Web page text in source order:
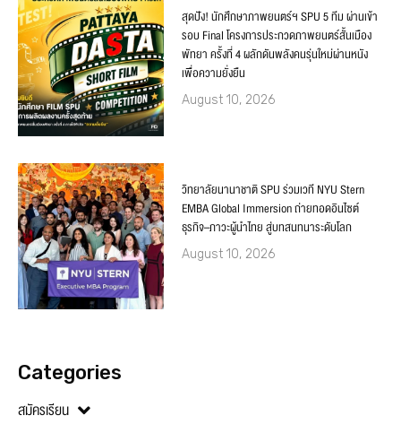
สุดปัง! นักศึกษาภาพยนตร์ฯ SPU 5 ทีม ผ่านเข้า
รอบ Final โครงการประกวดภาพยนตร์สั้นเมือง
พัทยา ครั้งที่ 4 ผลักดันพลังคนรุ่นใหม่ผ่านหนัง
เพื่อความยั่งยืน
August 10, 2026
วิทยาลัยนานาชาติ SPU ร่วมเวที NYU Stern
EMBA Global Immersion ถ่ายทอดอินไซต์
ธุรกิจ–ภาวะผู้นำไทย สู่บทสนทนาระดับโลก
August 10, 2026
Categories
สมัครเรียน